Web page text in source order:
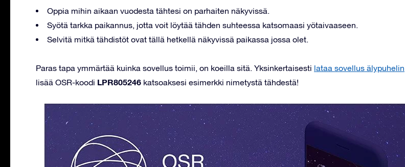
Oppia mihin aikaan vuodesta tähtesi on parhaiten näkyvissä.
Syötä tarkka paikannus, jotta voit löytää tähden suhteessa katsomaasi yötaivaaseen.
Selvitä mitkä tähdistöt ovat tällä hetkellä näkyvissä paikassa jossa olet.
Paras tapa ymmärtää kuinka sovellus toimii, on koeilla sitä. Yksinkertaisesti lataa sovellus älypuhelin
lisää OSR-koodi LPR805246 katsoaksesi esimerkki nimetystä tähdestä!